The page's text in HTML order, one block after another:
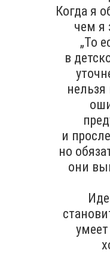
Когда я
чем я
„То
в
и
но
они
умеет